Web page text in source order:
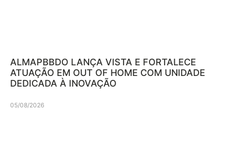
ALMAPBBDO LANÇA VISTA E FORTALECE
ATUAÇÃO EM OUT OF HOME COM UNIDADE
DEDICADA À INOVAÇÃO
05/08/2026